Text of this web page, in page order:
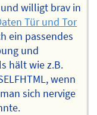
willigt brav in
Tür und Tor
ein passendes
und
hält wie z.B.
wenn
sich nervige